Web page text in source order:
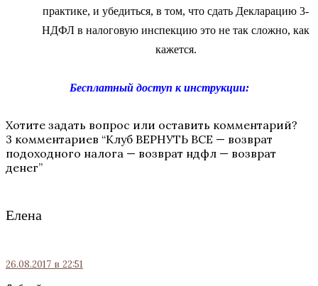
практике, и убедиться, в том, что сдать Декларацию 3-
НДФЛ в налоговую инспекцию это не так сложно, как
кажется.
Бесплатный доступ к инструкции:
Хотите задать вопрос или оставить комментарий?
3 комментариев “Клуб ВЕРНУТЬ ВСЕ — возврат
подоходного налога — возврат ндфл — возврат
денег”
Елена
26.08.2017 в 22:51